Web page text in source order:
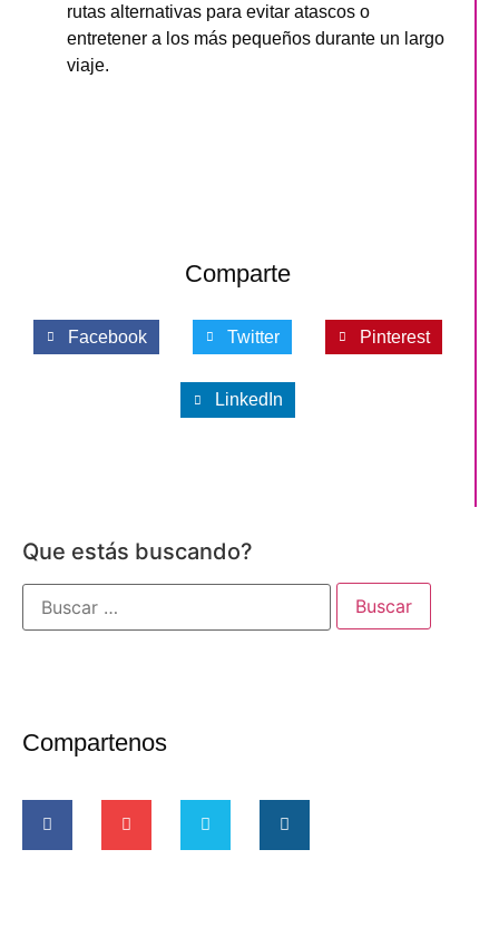
rutas alternativas para evitar atascos o
entretener a los más pequeños durante un largo
viaje.
Comparte
Facebook Twitter Pinterest
LinkedIn
Que estás buscando?
Compartenos